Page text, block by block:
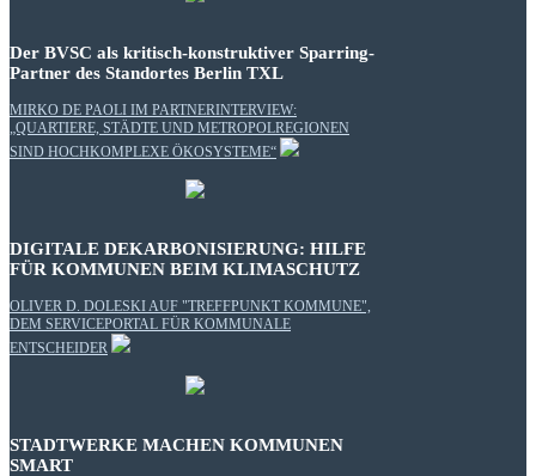
Der BVSC als kritisch-konstruktiver Sparring-
Partner des Standortes Berlin TXL
MIRKO DE PAOLI IM PARTNERINTERVIEW:
„QUARTIERE, STÄDTE UND METROPOLREGIONEN
SIND HOCHKOMPLEXE ÖKOSYSTEME“
DIGITALE DEKARBONISIERUNG: HILFE
FÜR KOMMUNEN BEIM KLIMASCHUTZ
OLIVER D. DOLESKI AUF "TREFFPUNKT KOMMUNE",
DEM SERVICEPORTAL FÜR KOMMUNALE
ENTSCHEIDER
STADTWERKE MACHEN KOMMUNEN
SMART